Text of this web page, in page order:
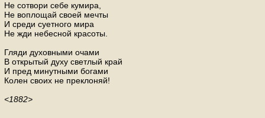
Не сотвори себе кумира,
Не воплощай своей мечты
И среди суетного мира
Не жди небесной красоты.
Гляди духовными очами
В открытый духу светлый край
И пред минутными богами
Колен своих не преклоняй!
<1882>